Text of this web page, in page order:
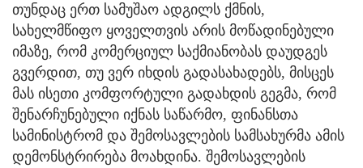
თუნდაც ერთ სამუშაო ადგილს ქმნის,
სახელმწიფო ყოველთვის არის მოწადინებული
იმაზე, რომ კომერციულ საქმიანობას დაუდგეს
გვერდით, თუ ვერ იხდის გადასახადებს, მისცეს
მას ისეთი კომფორტული გადახდის გეგმა, რომ
შენარჩუნებული იქნას საწარმო, ფინანსთა
სამინისტრომ და შემოსავლების სამსახურმა ამის
დემონსტრირება მოახდინა. შემოსავლების